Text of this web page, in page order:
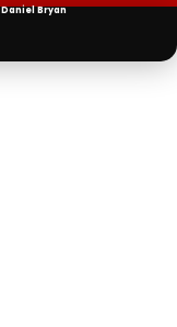
Daniel Bryan